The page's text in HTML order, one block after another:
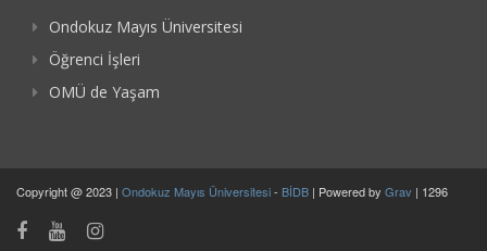
Ondokuz Mayıs Üniversitesi
Öğrenci İşleri
OMÜ de Yaşam
Copyright @ 2023 | Ondokuz Mayıs Üniversitesi- BİDB | Powered by Grav | 1296